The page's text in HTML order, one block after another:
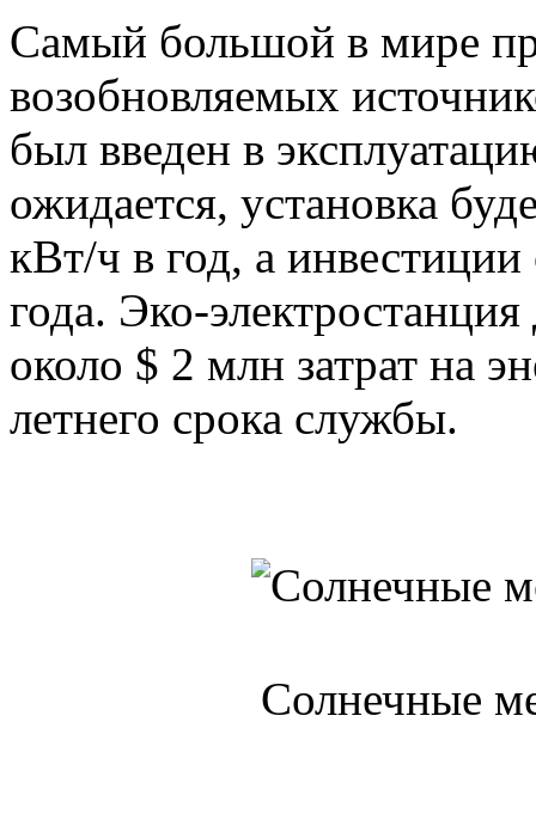
Самый большой в мире
возобновляемых
был введен в
ожидается, установка
кВт/ч в год, а
года. Эко-
около $ 2 млн затрат на
летнего срока службы.
Солнечные